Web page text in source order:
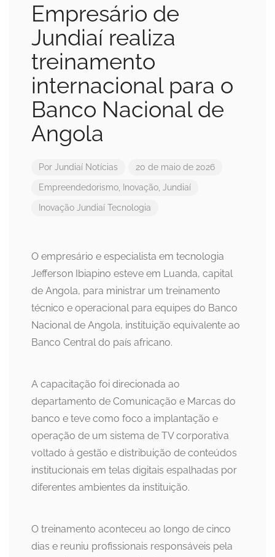
Empresário de
Jundiaí realiza
treinamento
internacional para o
Banco Nacional de
Angola
Por Jundiaí Notícias 20 de maio de 2026
Empreendedorismo, Inovação, Jundiaí
Inovação Jundiaí Tecnologia
O empresário e especialista em tecnologia
Jefferson Ibiapino esteve em Luanda, capital
de Angola, para ministrar um treinamento
técnico e operacional para equipes do Banco
Nacional de Angola, instituição equivalente ao
Banco Central do país africano.
A capacitação foi direcionada ao
departamento de Comunicação e Marcas do
banco e teve como foco a implantação e
operação de um sistema de TV corporativa
voltado à gestão e distribuição de conteúdos
institucionais em telas digitais espalhadas por
diferentes ambientes da instituição.
O treinamento aconteceu ao longo de cinco
dias e reuniu profissionais responsáveis pela